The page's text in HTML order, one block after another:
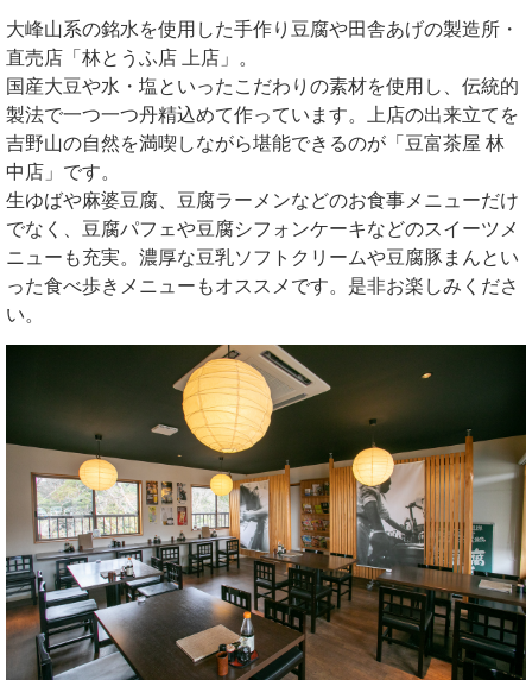
大峰山系の銘水を使用した手作り豆腐や田舎あげの製造所・
直売店「林とうふ店 上店」。
国産大豆や水・塩といったこだわりの素材を使用し、伝統的
製法で一つ一つ丹精込めて作っています。上店の出来立てを
吉野山の自然を満喫しながら堪能できるのが「豆富茶屋 林
中店」です。
生ゆばや麻婆豆腐、豆腐ラーメンなどのお食事メニューだけ
でなく、豆腐パフェや豆腐シフォンケーキなどのスイーツメ
ニューも充実。濃厚な豆乳ソフトクリームや豆腐豚まんとい
った食べ歩きメニューもオススメです。是非お楽しみくださ
い。